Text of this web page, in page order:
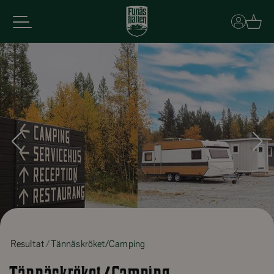
Basket
Resultat Tännäskröket/Camping